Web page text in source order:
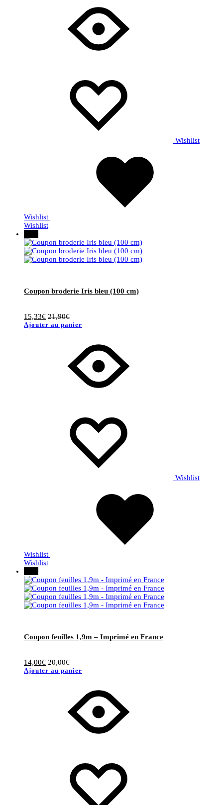
Wishlist
Wishlist
Wishlist
Coupon broderie Iris bleu (100 cm)
15,33€ 21,90€
Ajouter au panier
Wishlist
Wishlist
Wishlist
Coupon feuilles 1,9m – Imprimé en France
14,00€ 20,00€
Ajouter au panier